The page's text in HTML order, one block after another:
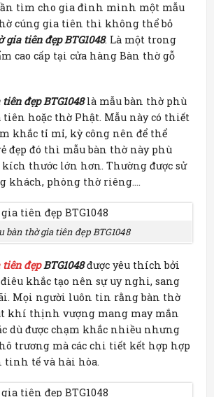
tìm cho gia đình mình một mẫu
cúng gia tiên thì không thể bỏ
gia tiên đẹp BTG1048. Là một trong
cao cấp tại cửa hàng Bàn thờ gỗ
đẹp BTG1048là mẫu bàn thờ phù
tiên hoặc thờ Phật. Mẫu này có thiết
khắc tỉ mỉ, kỳ công nên để thể
đẹp đó thì mẫu bàn thờ này phù
thước lớn hơn. Thường được sử
khách, phòng thờ riêng….
bàn thờ gia tiên đẹp BTG1048
đẹpBTG1048được yêu thích bởi
khắc tạo nên sự uy nghi, sang
Mọi người luôn tin rằng bàn thờ
khí thịnh vượng mang may mắn
dù được chạm khắc nhiều nhưng
trương mà các chi tiết kết hợp hợp
tinh tế và hài hòa.